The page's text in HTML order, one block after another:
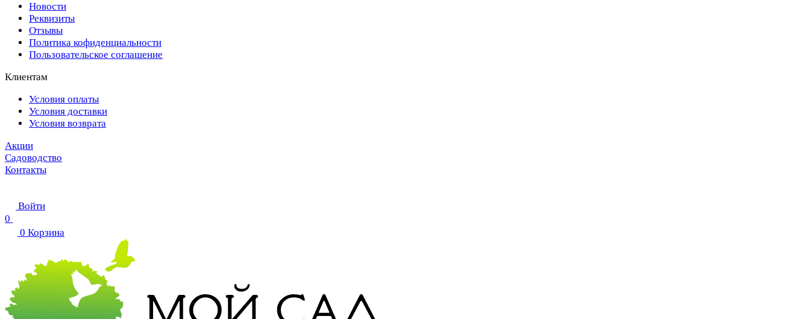
Новости
Реквизиты
Отзывы
Политика кофиденциальности
Пользовательское соглашение
Клиентам
Условия оплаты
Условия доставки
Условия возврата
Акции
Садоводство
Контакты
Войти
0
0 Корзина